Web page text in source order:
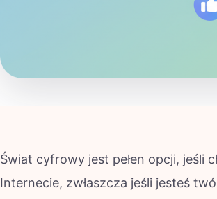
Świat cyfrowy jest pełen opcji, jeśli
Internecie, zwłaszcza jeśli jesteś